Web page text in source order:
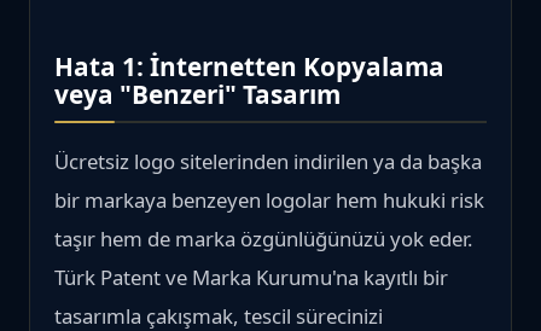
Hata 1: İnternetten Kopyalama
veya "Benzeri" Tasarım
Ücretsiz logo sitelerinden indirilen ya da başka
bir markaya benzeyen logolar hem hukuki risk
taşır hem de marka özgünlüğünüzü yok eder.
Türk Patent ve Marka Kurumu'na kayıtlı bir
tasarımla çakışmak, tescil sürecinizi